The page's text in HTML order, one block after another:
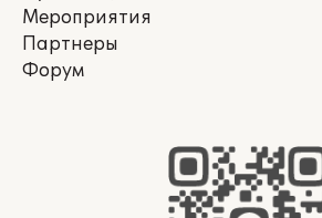
Мероприятия
Партнеры
Форум